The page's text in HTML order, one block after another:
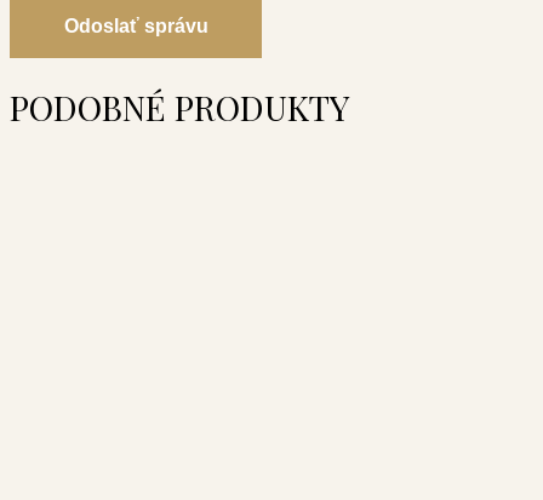
Odoslať správu
PODOBNÉ PRODUKTY